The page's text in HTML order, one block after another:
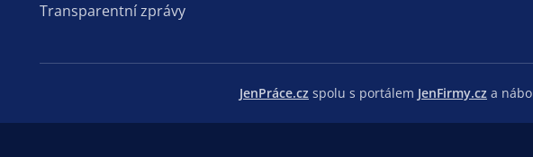
Transparentní zprávy
JenPráce.cz spolu s portálem JenFirmy.cz a